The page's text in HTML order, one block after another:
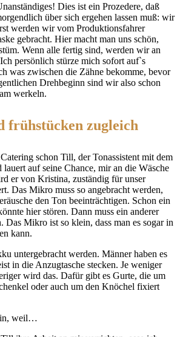
Dies ist ein Prozedere, daß
über sich ergehen lassen muß: wir
werden wir vom Produktionsfahrer
gebracht. Hier macht man uns schön,
Wenn alle fertig sind, werden wir an
persönlich stürze mich sofort auf`s
was zwischen die Zähne bekomme, bevor
Drehbeginn sind wir also schon
werkeln.
frühstücken zugleich
schon Till, der Tonassistent mit dem
auf seine Chance, mir an die Wäsche
er von Kristina, zuständig für unser
Das Mikro muss so angebracht werden,
den Ton beeinträchtigen. Schon ein
hier stören. Dann muss ein anderer
Das Mikro ist so klein, dass man es sogar in
kann.
untergebracht werden. Männer haben es
in die Anzugtasche stecken. Je weniger
wird das. Dafür gibt es Gurte, die um
oder auch um den Knöchel fixiert
weil…